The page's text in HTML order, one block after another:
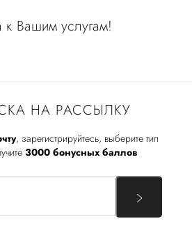
НА РАССЫЛКУ
, зарегистрируйтесь, выберите тип
3000 бонусных баллов
к Вашим услугам!